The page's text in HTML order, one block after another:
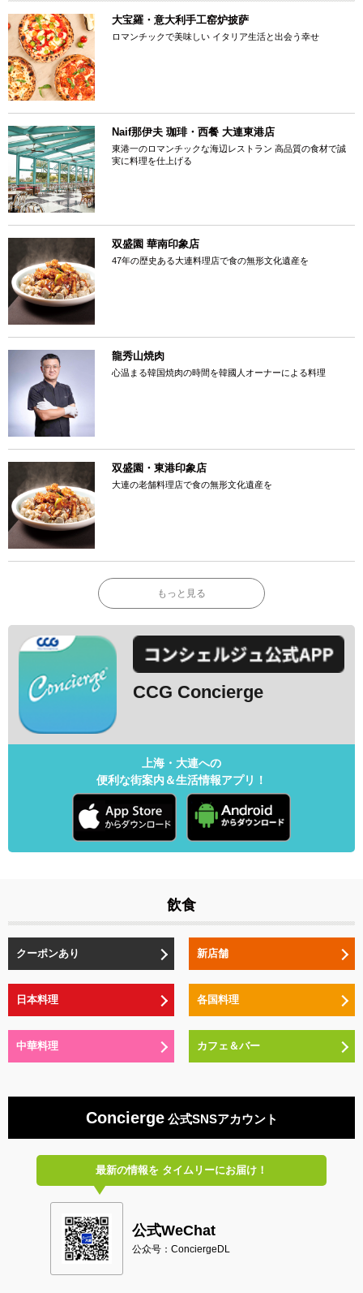
大宝羅・意大利手工窑炉披萨
ロマンチックで美味しい イタリア生活と出会う幸せ
Naif那伊夫 珈琲・西餐 大連東港店
東港一のロマンチックな海辺レストラン 高品質の食材で誠
実に料理を仕上げる
双盛園 華南印象店
47年の歴史ある大連料理店で食の無形文化遺産を
龍秀山焼肉
心温まる韓国焼肉の時間を韓國人オーナーによる料理
双盛園・東港印象店
大連の老舗料理店で食の無形文化遺産を
もっと見る
CCG Concierge
上海・大連への
便利な街案内＆生活情報アプリ！
飲食
クーポンあり 新店舗
日本料理 各国料理
中華料理 カフェ＆バー
Concierge公式SNSアカウント
最新の情報をタイムリーにお届け！
公式WeChat
公众号：ConciergeDL